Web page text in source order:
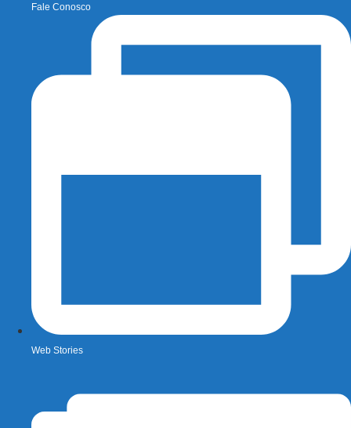
Fale Conosco
Web Stories